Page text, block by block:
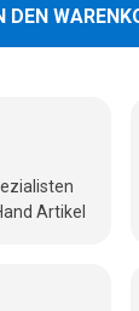
DEN
Artikel